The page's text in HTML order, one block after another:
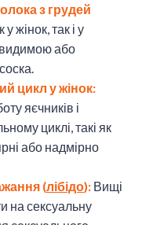
з грудей
жінок, так і у
видимою або
цикл у жінок:
яєчників і
циклі, такі як
або надмірно
(лібідо): Вищі
на сексуальну